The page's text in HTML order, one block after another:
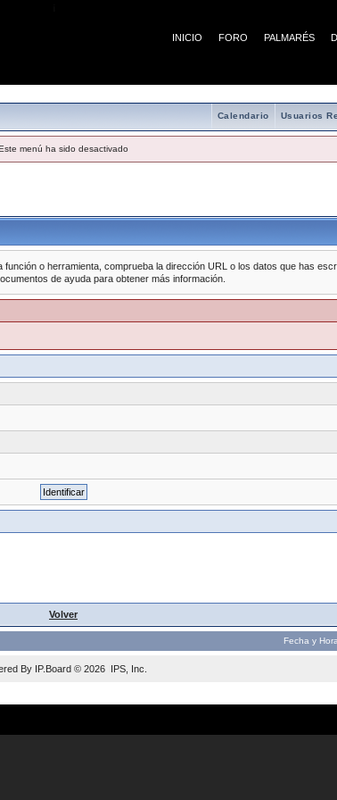
INICIO FORO PALMARÉS
Usuarios
Calendario
menú ha sido desactivado
o herramienta, comprueba la dirección URL o los datos que has
de ayuda para obtener más información.
Volver
Fecha y
By IP.Board © 2026 IPS, Inc